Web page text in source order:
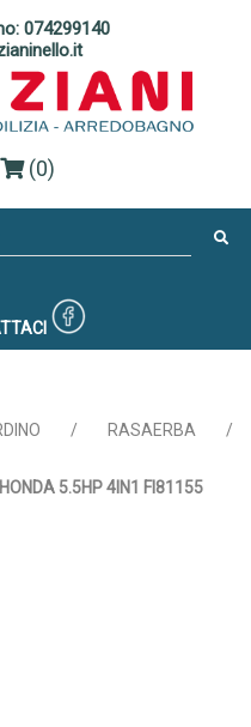
074299140
(0)
/ RASAERBA /
5.5HP 4IN1 FI81155